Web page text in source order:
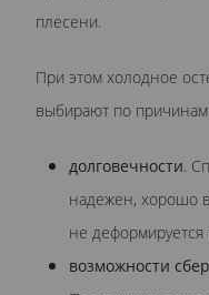
плесени.
При этом холодное
выбирают по причинам:
долговечности.
надежен, хорошо
не
возможности